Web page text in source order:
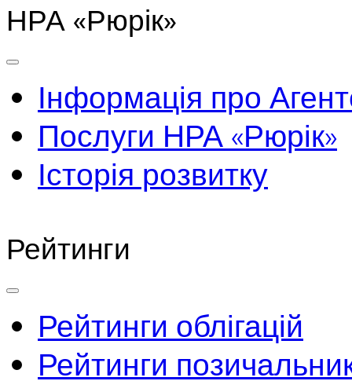
НРА «Рюрік»
Інформація про
Послуги НРА «Рюрік»
Історія розвитку
Рейтинги
Рейтинги облігацій
Рейтинги